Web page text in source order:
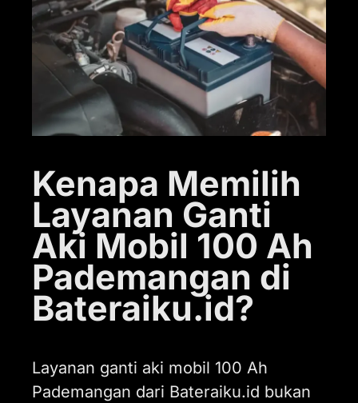
Kenapa Memilih
Layanan Ganti
Aki Mobil 100 Ah
Pademangan di
Bateraiku.id?
Layanan ganti aki mobil 100 Ah
Pademangan dari Bateraiku.id bukan